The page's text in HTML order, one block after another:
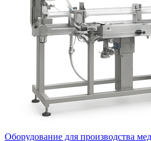
Оборудование для производства